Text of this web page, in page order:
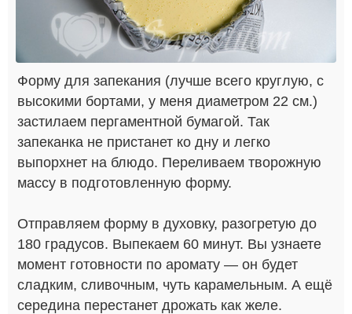
Форму для запекания (лучше всего круглую, с
высокими бортами, у меня диаметром 22 см.)
застилаем пергаментной бумагой. Так
запеканка не пристанет ко дну и легко
выпорхнет на блюдо. Переливаем творожную
массу в подготовленную форму.
Отправляем форму в духовку, разогретую до
180 градусов. Выпекаем 60 минут. Вы узнаете
момент готовности по аромату — он будет
сладким, сливочным, чуть карамельным. А ещё
середина перестанет дрожать как желе.